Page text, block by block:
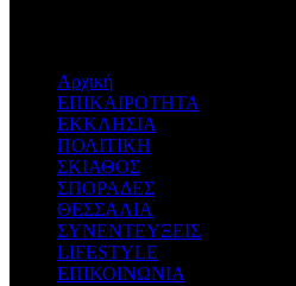
Αρχική
ΕΠΙΚΑΙΡΟΤΗΤΑ
ΕΚΚΛΗΣΙΑ
ΠΟΛΙΤΙΚΗ
ΣΚΙΑΘΟΣ
ΣΠΟΡΑΔΕΣ
ΘΕΣΣΑΛΙΑ
ΣΥΝΕΝΤΕΥΞΕΙΣ
LIFESTYLE
ΕΠΙΚΟΙΝΩΝΙΑ